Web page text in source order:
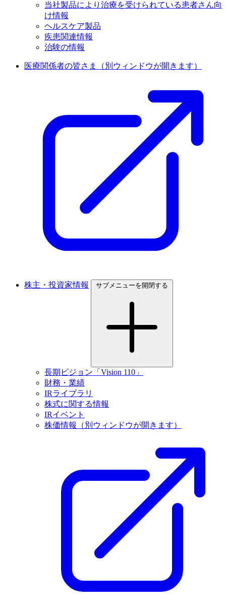
当社製品により治療を受けられている患者さん向
け情報
ヘルスケア製品
疾患関連情報
治験の情報
医療関係者の皆さま （別ウィンドウが開きます）
株主・投資家情報 サブメニューを開閉する
長期ビジョン「Vision 110」
財務・業績
IRライブラリ
株式に関する情報
IRイベント
株価情報
（別ウィンドウが開きます）